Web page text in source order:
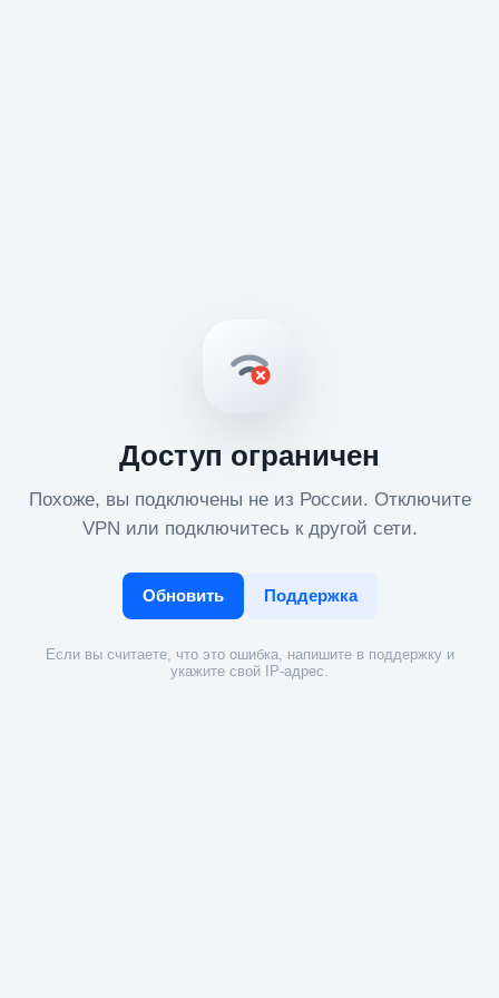
Доступ ограничен
Похоже, вы подключены не из России. Отключите
VPN или подключитесь к другой сети.
Обновить Поддержка
Если вы считаете, что это ошибка, напишите в поддержку и
укажите свой IP-адрес.